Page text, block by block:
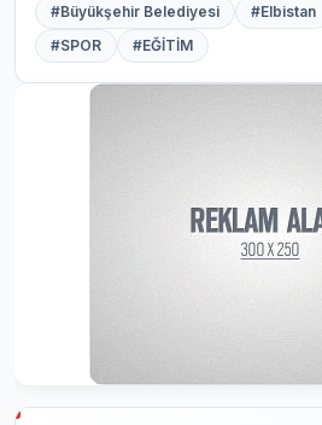
#Büyükşehir Belediyesi
#Elbistan
#SPOR
#EĞİTİM